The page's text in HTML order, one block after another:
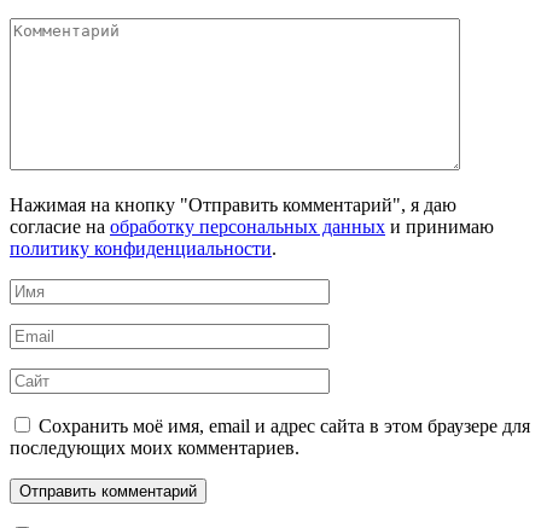
Комментарий
Нажимая на кнопку "Отправить комментарий", я даю
согласие на обработку персональных данных и принимаю
политику конфиденциальности.
Имя
*
Email
*
Сайт
Сохранить моё имя, email и адрес сайта в этом браузере для
последующих моих комментариев.